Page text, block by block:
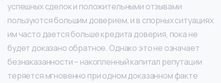
успешных сделок и положительными отзывами
пользуются большим доверием, и в спорных ситуациях
им часто дается больше кредита доверия, пока не
будет доказано обратное. Однако это не означает
безнаказанности – накопленный капитал репутации
теряется мгновенно при одном доказанном факте